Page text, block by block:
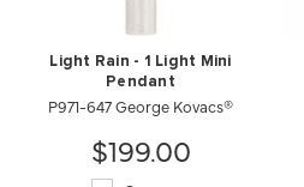
Light Rain - 1 Light Mini
Pendant
P971-647 George Kovacs®
$199.00